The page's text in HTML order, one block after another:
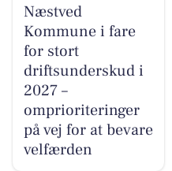
Næstved
Kommune i fare
for stort
driftsunderskud i
2027 –
omprioriteringer
på vej for at bevare
velfærden